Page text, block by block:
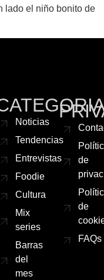
lado el niño bonito de
Noticias
Tendencias
Entrevistas
Foodie
Cultura
Mix
series
Barras
del
mes
de
de
FAQs